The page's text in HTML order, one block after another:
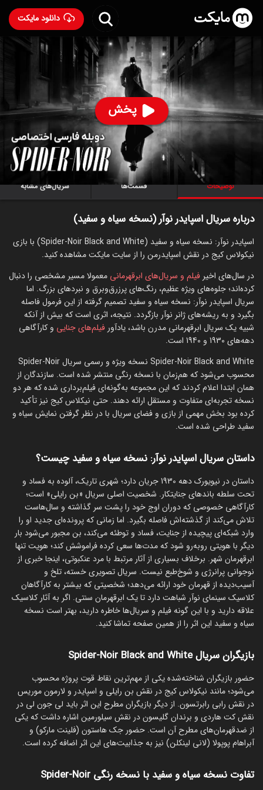
دانلود مایکت
پخش
سریال اسپایدر نوآر (نسخه سیاه و سفید) با دوبله فارسی
-
Spider-Noir-Black-and-White 2026
۴۹ 97% ۸.۱
ساخت آمریکا سال 2026
رده سنی ۱۸+
درام
توضیحات قسمت‌ها سریال‌های مشابه
درباره سریال اسپایدر نوآر (نسخه سیاه و سفید)
اسپایدر نوآر: نسخه سیاه و سفید (Spider-Noir Black and White) با بازی
نیکولاس کیج در نقش اسپایدرمن را از سایت مایکت مشاهده کنید.
در سال‌های اخیر فیلم و سریال‌های ابرقهرمانی معمولا مسیر مشخصی را دنبال
کرده‌اند؛ جلوه‌های ویژه عظیم، رنگ‌های پرزرق‌وبرق و نبردهای بزرگ. اما
سریال اسپایدر نوآر: نسخه سیاه و سفید تصمیم گرفته از این فرمول فاصله
بگیرد و به ریشه‌های ژانر نوآر بازگردد. نتیجه، اثری است که بیش از آنکه
شبیه یک سریال ابرقهرمانی مدرن باشد، یادآور فیلم‌های جنایی و کارآگاهی
دهه‌های 1930 و 1940 است.
Spider-Noir Black and White نسخه ویژه و رسمی سریال Spider-Noir
محسوب می‌شود که هم‌زمان با نسخه رنگی منتشر شده است. سازندگان از
همان ابتدا اعلام کردند که این مجموعه به‌گونه‌ای فیلم‌برداری شده که هر دو
نسخه تجربه‌ای متفاوت و مستقل ارائه دهند. حتی نیکلاس کیج نیز تأکید
کرده بود بخش مهمی از بازی و فضای سریال با در نظر گرفتن نمایش سیاه و
سفید طراحی شده است.
داستان سریال اسپایدر نوآر: نسخه سیاه و سفید چیست؟
داستان در نیویورک دهه 1930 جریان دارد؛ شهری تاریک، آلوده به فساد و
تحت سلطه باندهای جنایتکار. شخصیت اصلی سریال «بن رایلی» است؛
کارآگاهی خصوصی که دوران اوج خود را پشت سر گذاشته و سال‌هاست
تلاش می‌کند از گذشته‌اش فاصله بگیرد. اما زمانی که پرونده‌ای جدید او را
وارد شبکه‌ای پیچیده از جنایت، فساد و توطئه می‌کند، بن مجبور می‌شود بار
دیگر با هویتی روبه‌رو شود که مدت‌ها سعی کرده فراموشش کند؛ هویت تنها
ابرقهرمان شهر. برخلاف بسیاری از آثار مرتبط با مرد عنکبوتی، اینجا خبری از
نوجوانی پرانرژی و شوخ‌طبع نیست. سریال تصویری خسته، تلخ و
آسیب‌دیده از قهرمان خود ارائه می‌دهد؛ شخصیتی که بیشتر به کارآگاهان
کلاسیک سینمای نوآر شباهت دارد تا یک ابرقهرمان سنتی. اگر به آثار کلاسیک
علاقه دارید و با این گونه فیلم و سریال‌ها خاطره دارید، بهتر است نسخه
سیاه و سفید این اثر را از همین صفحه تماشا کنید.
بازیگران سریال Spider-Noir Black and White
حضور بازیگران شناخته‌شده یکی از مهم‌ترین نقاط قوت پروژه محسوب
می‌شود؛ مانند نیکولاس کیج در نقش بن رایلی و اسپایدر و لارمون موریس
در نقش رابی رابرتسون. از دیگر بازیگران مطرح این اثر باید لی جون لی در
نقش کت هاردی و برندان گلیسون در نقش سیلورمین اشاره داشت که یکی
از ضدقهرمان‌های مطرح آن است. حضور جک هاستون (فلینت مارکو) و
آبراهام پوپولا (لانی لینکلن) نیز به جذابیت‌های این اثر اضافه کرده است.
تفاوت نسخه سیاه و سفید با نسخه رنگی Spider-Noir